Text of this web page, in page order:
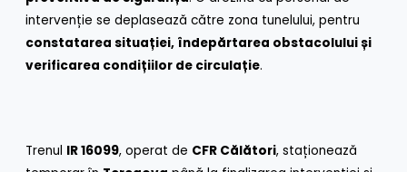
intervenție se deplasează către zona tunelului, pentru
constatarea situației, îndepărtarea obstacolului și
verificarea condițiilor de circulație.
Trenul IR 16099, operat de CFR Călători, staționează